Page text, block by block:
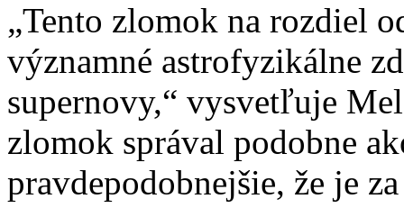
„Tento zlomok na rozdiel
významné astrofyzikálne
supernovy,“ vysvetľuje
zlomok správal podobne
pravdepodobnejšie, že je